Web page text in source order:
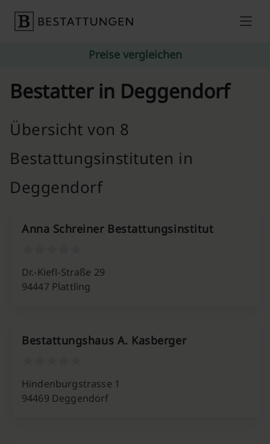
Preise vergleichen
Bestatter in Deggendorf
Übersicht von 8
Bestattungsinstituten in
Deggendorf
Anna Schreiner Bestattungsinstitut
Dr.-Kiefl-Straße 29
94447 Plattling
Bestattungshaus A. Kasberger
Hindenburgstrasse 1
94469 Deggendorf